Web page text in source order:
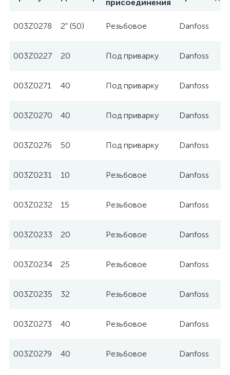
присоединения
003Z0278 2" (50) Резьбовое Danfoss
003Z0227 20 Под приварку Danfoss
003Z0271 40 Под приварку Danfoss
003Z0270 40 Под приварку Danfoss
003Z0276 50 Под приварку Danfoss
003Z0231 10 Резьбовое Danfoss
003Z0232 15 Резьбовое Danfoss
003Z0233 20 Резьбовое Danfoss
003Z0234 25 Резьбовое Danfoss
003Z0235 32 Резьбовое Danfoss
003Z0273 40 Резьбовое Danfoss
003Z0279 40 Резьбовое Danfoss